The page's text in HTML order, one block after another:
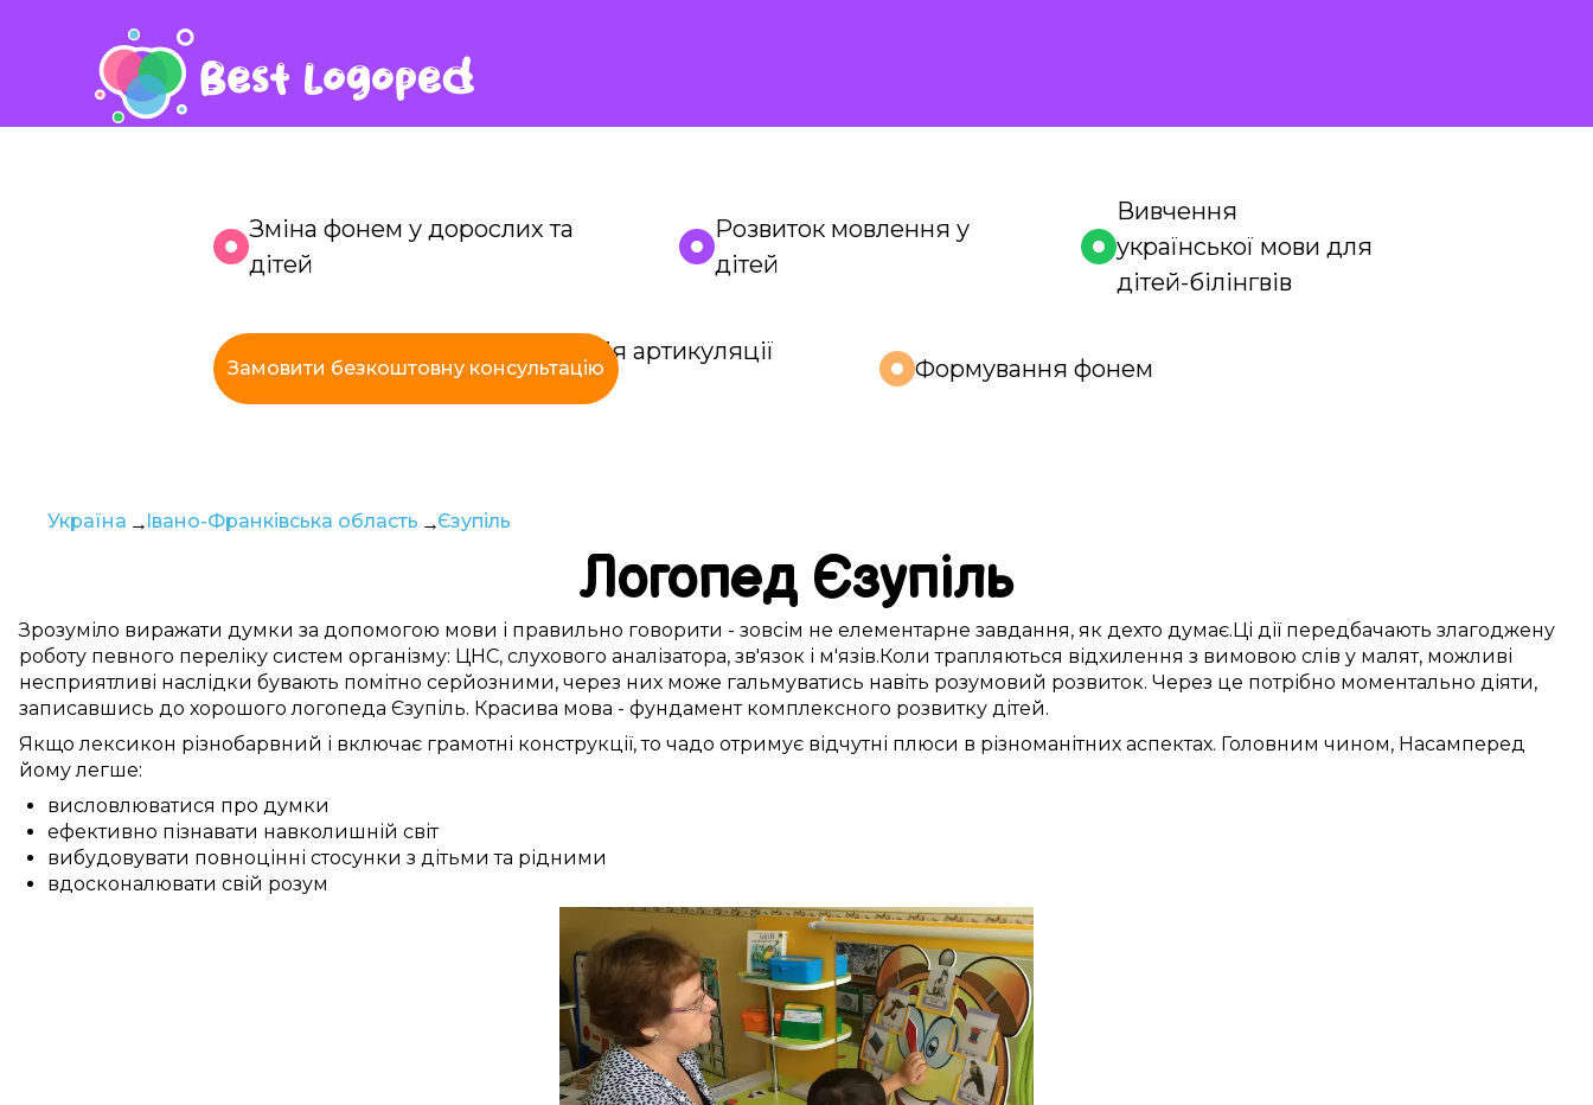
Зміна фонем у дорослих та
дітей
Розвиток мовлення у
дітей
Вивчення
української мови для
дітей-білінгвів
Корекція артикуляції
звуків
Формування фонем
Замовити безкоштовну консультацію
Україна Івано-Франківська область Єзупіль
Логопед Єзупіль
Зрозуміло виражати думки за допомогою мови і правильно говорити - зовсім не елементарне завдання, як дехто думає.Ці дії передбачають злагоджену
роботу певного переліку систем організму: ЦНС, слухового аналізатора, зв'язок і м'язів.Коли трапляються відхилення з вимовою слів у малят, можливі
несприятливі наслідки бувають помітно серйозними, через них може гальмуватись навіть розумовий розвиток. Через це потрібно моментально діяти,
записавшись до хорошого логопеда Єзупіль. Красива мова - фундамент комплексного розвитку дітей.
Якщолексикон різнобарвний і включає грамотні конструкції, то чадо отримує відчутні плюси в різноманітних аспектах. Головним чином, Насамперед
йомулегше:
висловлюватися про думки
ефективно пізнавати навколишній світ
вибудовувати повноцінні стосунки з дітьми та рідними
вдосконалювати свій розум